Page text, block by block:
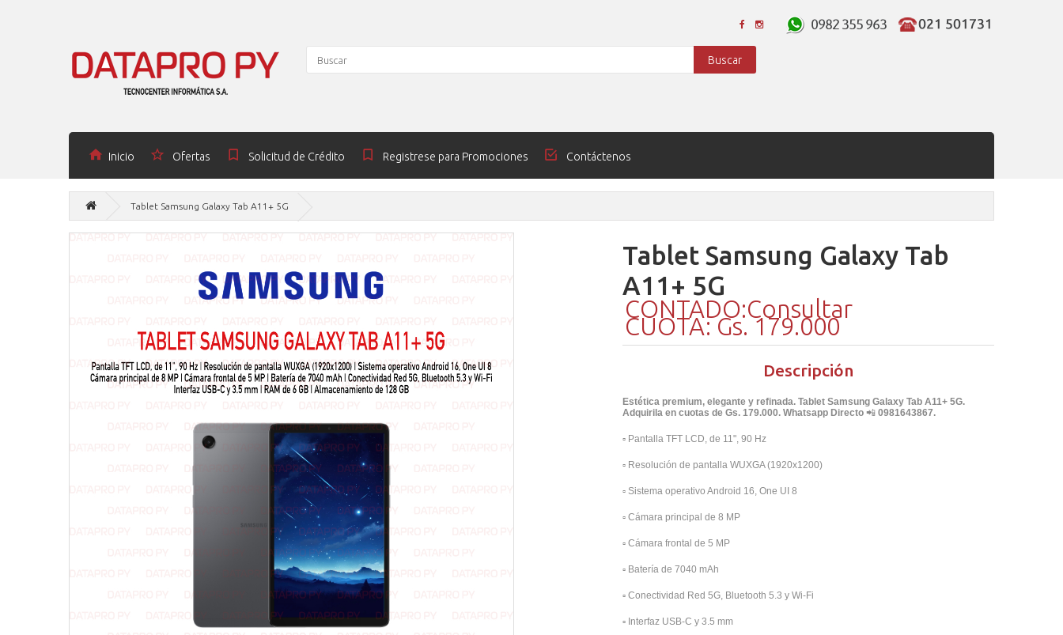
Buscar
Inicio Ofertas Solicitud de Crédito Registrese para Promociones Contáctenos
Tablet Samsung Galaxy Tab A11+ 5G
Tablet Samsung Galaxy Tab
A11+ 5G
CONTADO:Consultar
CUOTA: Gs. 179.000
Descripción
Estética premium, elegante y refinada. Tablet Samsung Galaxy Tab A11+ 5G.
Adquirila en cuotas de Gs. 179.000. Whatsapp Directo 📲 0981643867.
▫️ Pantalla TFT LCD, de 11", 90 Hz
▫️ Resolución de pantalla WUXGA (1920x1200)
▫️ Sistema operativo Android 16, One UI 8
▫️ Cámara principal de 8 MP
▫️ Cámara frontal de 5 MP
▫️ Batería de 7040 mAh
▫️ Conectividad Red 5G, Bluetooth 5.3 y Wi-Fi
▫️ Interfaz USB-C y 3.5 mm